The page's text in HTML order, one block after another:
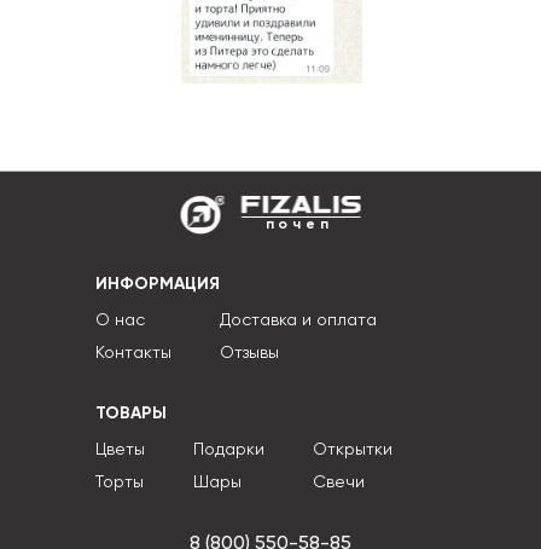
почеп
ИНФОРМАЦИЯ
О нас
Контакты
Доставка и оплата
Отзывы
ТОВАРЫ
Цветы
Торты
Подарки
Шары
Открытки
Свечи
8 (800) 550-58-85